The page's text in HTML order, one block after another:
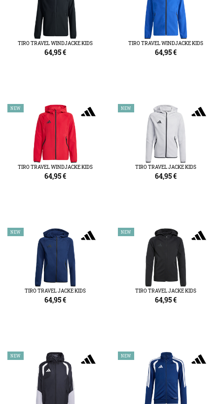
TIRO TRAVEL WINDJACKE KIDS
64,95€
TIRO TRAVEL WINDJACKE KIDS
64,95€
NEW
TIRO TRAVEL WINDJACKE KIDS
64,95€
NEW
TIRO TRAVEL JACKE KIDS
64,95€
NEW
TIRO TRAVEL JACKE KIDS
64,95€
NEW
TIRO TRAVEL JACKE KIDS
64,95€
NEW NEW